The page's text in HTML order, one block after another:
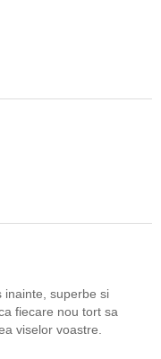
inainte, superbe si
fiecare nou tort sa
viselor voastre.